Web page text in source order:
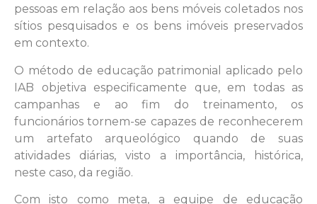
pessoas em relação aos bens móveis coletados nos
sítios pesquisados e os bens imóveis preservados
em contexto.
O método de educação patrimonial aplicado pelo
IAB objetiva especificamente que, em todas as
campanhas e ao fim do treinamento, os
funcionários tornem-se capazes de reconhecerem
um artefato arqueológico quando de suas
atividades diárias, visto a importância, histórica,
neste caso, da região.
Com isto como meta, a equipe de educação